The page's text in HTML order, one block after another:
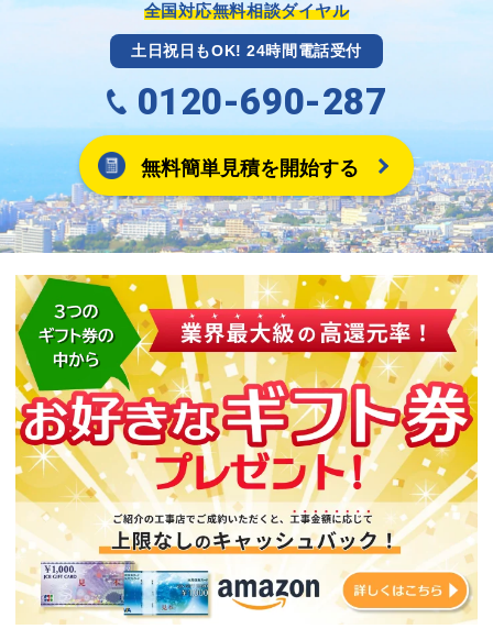
全国対応無料相談ダイヤル
土日祝日もOK! 24時間電話受付
0120-690-287
無料簡単見積を開始する